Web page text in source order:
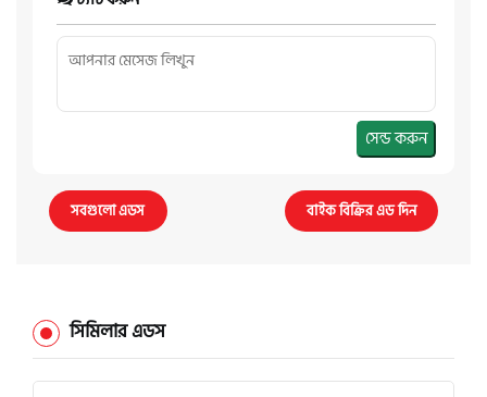
সেন্ড করুন
সবগুলো এডস বাইক বিক্রির এড দিন
সিমিলার এডস